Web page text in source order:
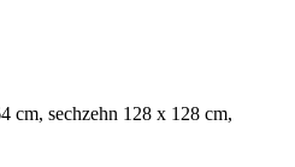
cm, sechzehn 128 x 128 cm,